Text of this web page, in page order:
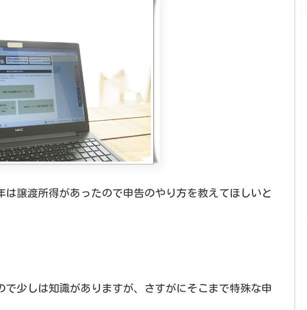
譲渡所得があったので申告のやり方を教えてほしいと
少しは知識がありますが、さすがにそこまで特殊な申